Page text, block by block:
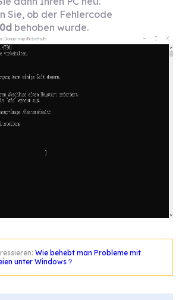
Sie, ob der Fehlercode
behoben wurde.
Wie behebt man Probleme mit
unter Windows？